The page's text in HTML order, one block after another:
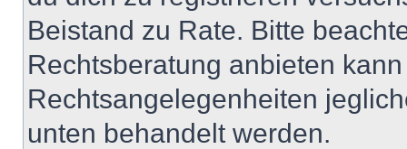
Beistand zu Rate. Bitte
Rechtsberatung anbieten
Rechtsangelegenheiten
unten behandelt werden.